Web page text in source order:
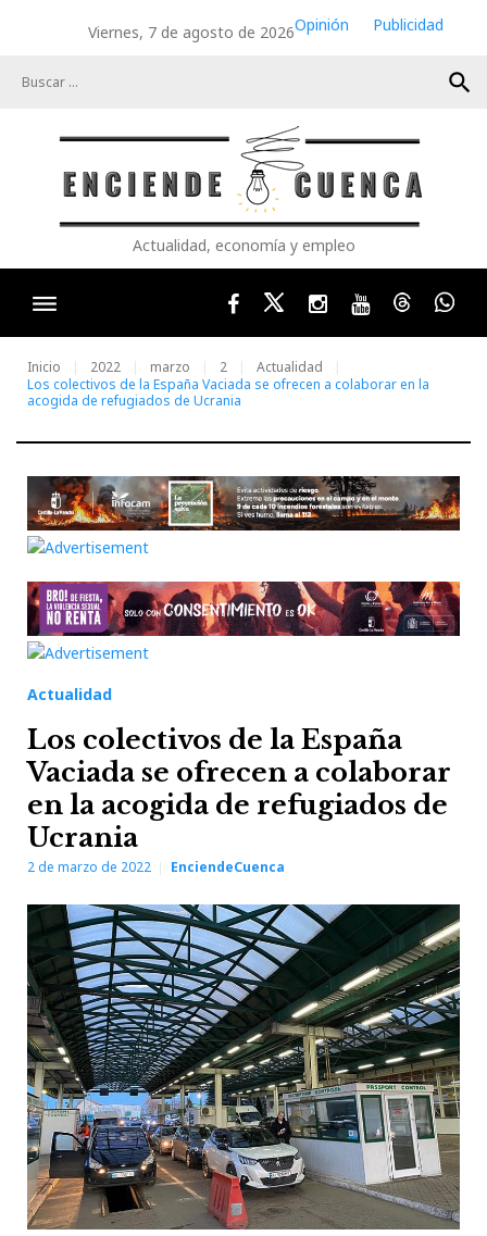
Viernes, 7 de agosto de 2026Opinión
Publicidad
search
Actualidad, economía y empleo
FacebookTwitterInstagram
YoutubeThreads
Inicio 2022 marzo 2
Actualidad
Los colectivos de la España Vaciada se ofrecen a colaborar en la
acogida de refugiados de Ucrania
Actualidad
Los colectivos de la España
Vaciada se ofrecen a colaborar
en la acogida de refugiados de
Ucrania
2 de marzo de 2022 EnciendeCuenca